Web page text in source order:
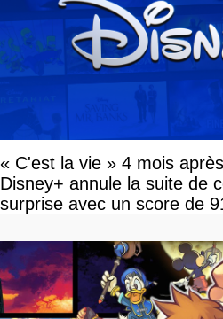
« C'est la vie » 4 mois
Disney+ annule la suite de
surprise avec un score de